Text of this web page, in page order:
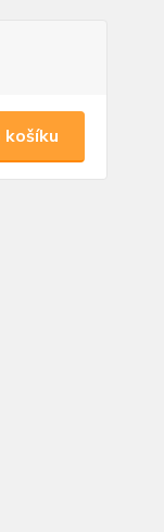
košíku